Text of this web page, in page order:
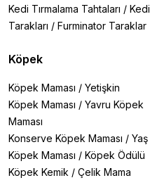
Kedi Tırmalama Tahtaları / Kedi
Tarakları / Furminator Taraklar
Köpek
Köpek Maması / Yetişkin
Köpek Maması / Yavru Köpek
Maması
Konserve Köpek Maması / Yaş
Köpek Maması / Köpek Ödülü
Köpek Kemik / Çelik Mama